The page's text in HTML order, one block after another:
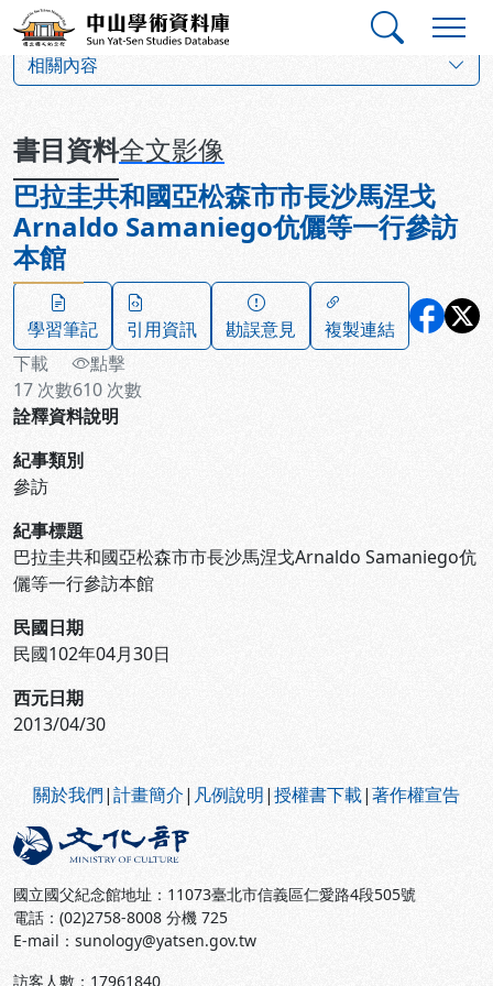
跳到主要內容
中山學術資料庫
相關內容
書目資料全文影像
巴拉圭共和國亞松森市市長沙馬涅戈
Arnaldo Samaniego伉儷等一行參訪
本館
學習筆記 引用資訊 勘誤意見
複製連結
下載
17 次數
點擊
610 次數
詮釋資料說明
紀事類別
參訪
紀事標題
巴拉圭共和國亞松森市市長沙馬涅戈Arnaldo Samaniego伉
儷等一行參訪本館
民國日期
民國102年04月30日
西元日期
2013/04/30
關於我們|計畫簡介| 凡例說明|授權書下載|著作權宣告
國立國父紀念館地址：11073臺北市信義區仁愛路4段505號
電話：(02)2758-8008 分機 725
E-mail：sunology@yatsen.gov.tw
訪客人數： 17961840